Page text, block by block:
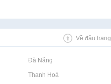
Về đầu trang
Rao vặt tại Đà Nẵng
Rao vặt tại Thanh Hoá